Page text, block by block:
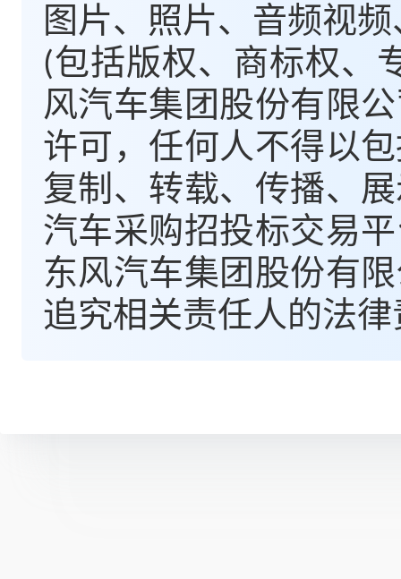
图片、照片、音频视
(包括版权、商标权、
风汽车集团股份有限
许可，任何人不得以
复制、转载、传播、
汽车采购招投标交易
东风汽车集团股份有
追究相关责任人的法律